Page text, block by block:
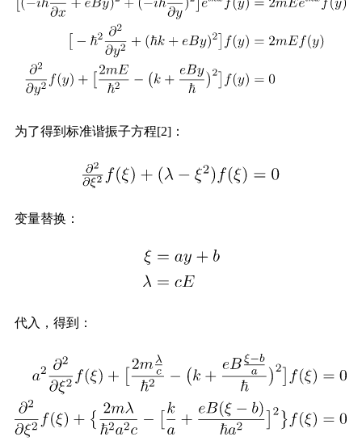
为了得到标准谐振子方程[2]：
变量替换：
代入，得到：